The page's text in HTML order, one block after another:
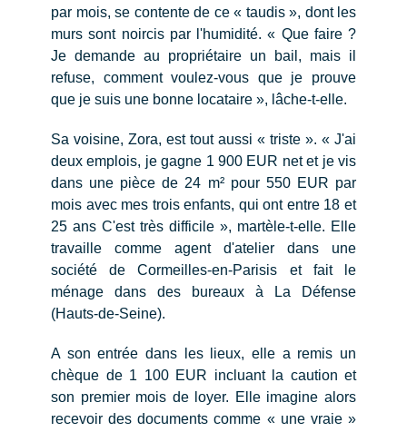
par mois, se contente de ce « taudis », dont les
murs sont noircis par l'humidité. « Que faire ?
Je demande au propriétaire un bail, mais il
refuse, comment voulez-vous que je prouve
que je suis une bonne locataire », lâche-t-elle.
Sa voisine, Zora, est tout aussi « triste ». « J'ai
deux emplois, je gagne 1 900 EUR net et je vis
dans une pièce de 24 m² pour 550 EUR par
mois avec mes trois enfants, qui ont entre 18 et
25 ans C'est très difficile », martèle-t-elle. Elle
travaille comme agent d'atelier dans une
société de Cormeilles-en-Parisis et fait le
ménage dans des bureaux à La Défense
(Hauts-de-Seine).
A son entrée dans les lieux, elle a remis un
chèque de 1 100 EUR incluant la caution et
son premier mois de loyer. Elle imagine alors
recevoir des documents comme « une vraie »